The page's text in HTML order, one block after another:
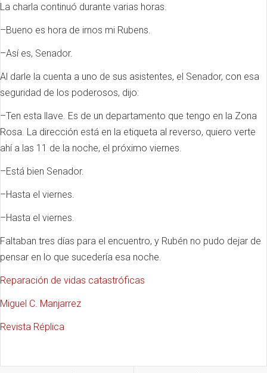
La charla continuó durante varias horas.
–Bueno es hora de irnos mi Rubens.
–Así es, Senador.
Al darle la cuenta a uno de sus asistentes, el Senador, con esa
seguridad de los poderosos, dijo:
–Ten esta llave. Es de un departamento que tengo en la Zona
Rosa. La dirección está en la etiqueta al reverso, quiero verte
ahí a las 11 de la noche, el próximo viernes.
–Está bien Senador.
–Hasta el viernes.
–Hasta el viernes.
Faltaban tres días para el encuentro, y Rubén no pudo dejar de
pensar en lo que sucedería esa noche.
Reparación de vidas catastróficas
Miguel C. Manjarrez
Revista Réplica